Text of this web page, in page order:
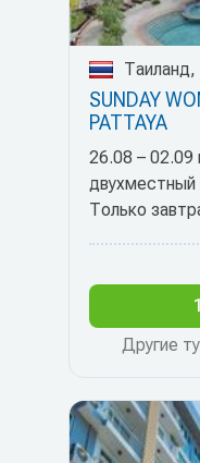
Таиланд,
SUNDAY
PATTAYA
26.08 – 02.09
Только
Другие